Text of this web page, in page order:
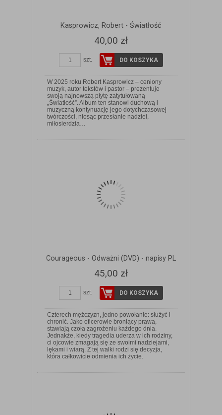
Kasprowicz, Robert - Światłość
40,00 zł
szt. DO KOSZYKA
W 2025 roku Robert Kasprowicz – ceniony
muzyk, autor tekstów i pastor – prezentuje
swoją najnowszą płytę zatytułowaną
„Światłość”. Album ten stanowi duchową i
muzyczną kontynuację jego dotychczasowej
twórczości, niosąc przesłanie nadziei,
miłosierdzia…
ZOBACZ SZCZEGÓŁY
Courageous - Odważni (DVD) - napisy PL
45,00 zł
szt. DO KOSZYKA
Czterech mężczyzn, jedno powołanie: służyć i
chronić. Jako oficerowie broniący prawa,
stawiają czoła zagrożeniu każdego dnia.
Jednakże, kiedy tragedia uderza w ich rodziny,
ci ojcowie zmagają się ze swoimi nadziejami,
lękami i wiarą. Z tej walki rodzi się decyzja,
która całkowicie odmienia ich życie.
ZOBACZ SZCZEGÓŁY